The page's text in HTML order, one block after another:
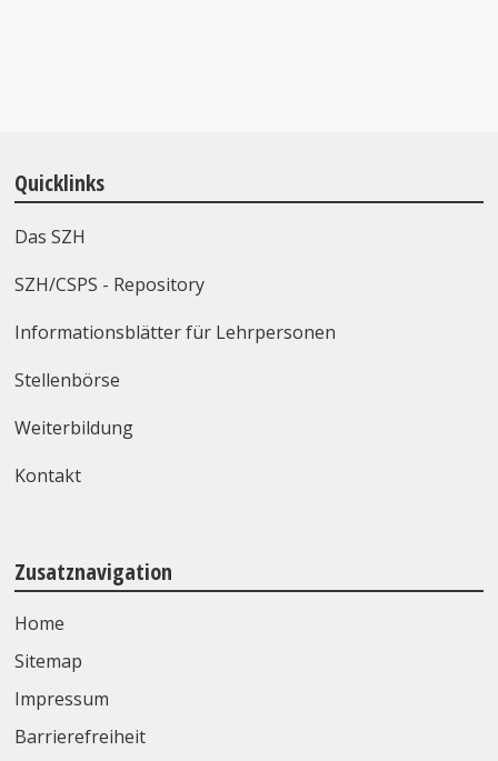
Quicklinks
Das SZH
SZH/CSPS - Repository
Informationsblätter für Lehrpersonen
Stellenbörse
Weiterbildung
Kontakt
Zusatznavigation
Home
Sitemap
Impressum
Barrierefreiheit